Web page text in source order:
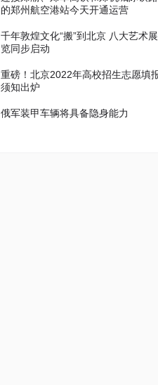
的郑州航空港站今天开通运营
千年敦煌文化“搬”到北京 八大艺术展
览同步启动
重磅！北京2022年高校招生志愿填
须知出炉
俄军装甲车辆将具备隐身能力